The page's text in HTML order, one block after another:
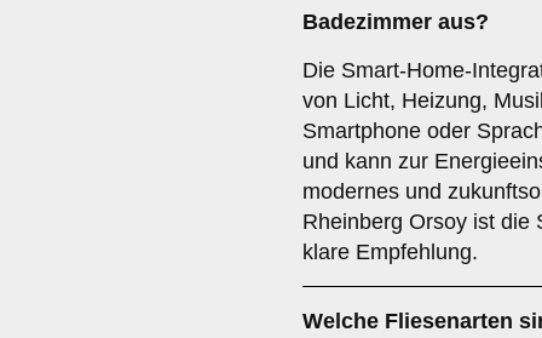
Badezimmer aus?
Die Smart-Home-
von Licht, Heizung,
Smartphone oder
und kann zur
modernes und
Rheinberg Orsoy ist die
klare Empfehlung.
Welche Fliesenarten